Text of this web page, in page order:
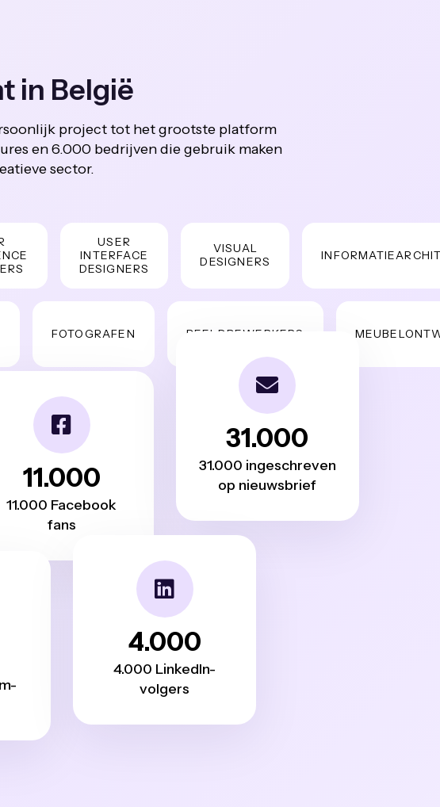
in België
project tot het grootste platform
en 6.000 bedrijven die gebruik maken
sector.
USER
INTERFACE
DESIGNERS
VISUAL
DESIGNERS
FOTOGRAFEN BEELDBEWERKERS
11.000
11.000 Facebook
fans
31.000
31.000 ingeschreven
op nieuwsbrief
4.000
4.000 LinkedIn-
volgers